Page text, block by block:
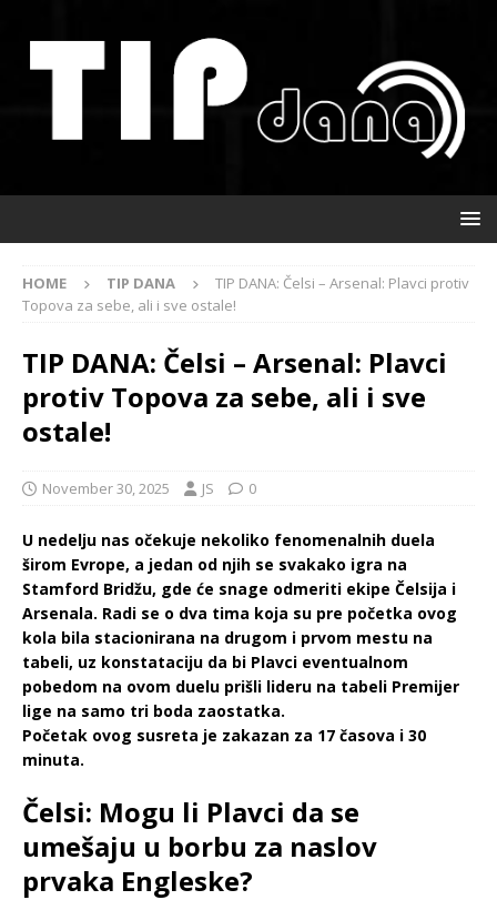
HOME TIP DANA
TIP DANA: Čelsi – Arsenal: Plavci protiv
Topova za sebe, ali i sve ostale!
TIP DANA: Čelsi – Arsenal: Plavci
protiv Topova za sebe, ali i sve
ostale!
November 30, 2025 JS 0
U nedelju nas očekuje nekoliko fenomenalnih duela
širom Evrope, a jedan od njih se svakako igra na
Stamford Bridžu, gde će snage odmeriti ekipe Čelsija i
Arsenala. Radi se o dva tima koja su pre početka ovog
kola bila stacionirana na drugom i prvom mestu na
tabeli, uz konstataciju da bi Plavci eventualnom
pobedom na ovom duelu prišli lideru na tabeli Premijer
lige na samo tri boda zaostatka.
Početak ovog susreta je zakazan za 17 časova i 30
minuta.
Čelsi: Mogu li Plavci da se
umešaju u borbu za naslov
prvaka Engleske?